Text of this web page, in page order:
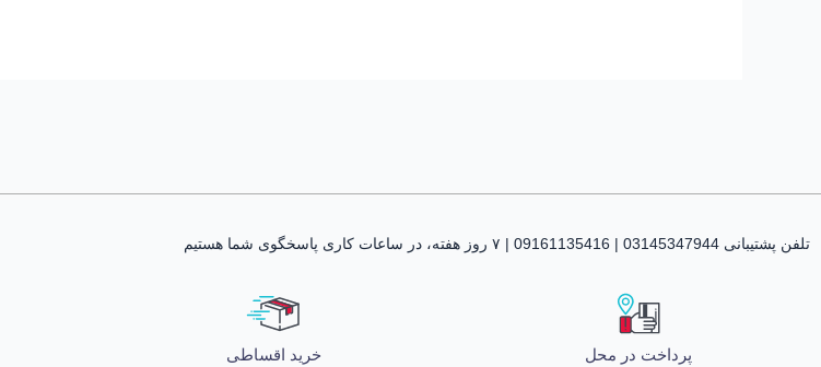
تلفن پشتیبانی 03145347944 | 09161135416 | ۷ روز هفته، در ساعات کاری پاسخگوی شما هستیم
پرداخت در محل خرید اقساطی